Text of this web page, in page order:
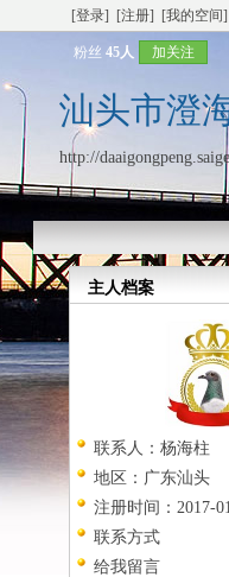
[登录] [注册] [我的空间]
粉丝 45人 加关注
汕头市澄
http://
主人档案
联系人： 杨海柱
地区： 广东汕头
注册时间： 2017-
联系方式
给我留言